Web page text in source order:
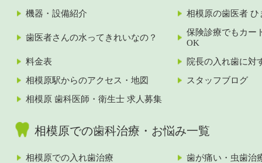
機器・設備紹介
相模原の歯医者 ひ
歯医者さんの水ってきれいなの？
保険診療でもカー
OK
料金表
院長の入れ歯に対
相模原駅からのアクセス・地図
スタッフブログ
相模原 歯科医師・衛生士 求人募集
相模原での歯科治療・お悩み一覧
相模原での入れ歯治療
歯が痛い・虫歯治